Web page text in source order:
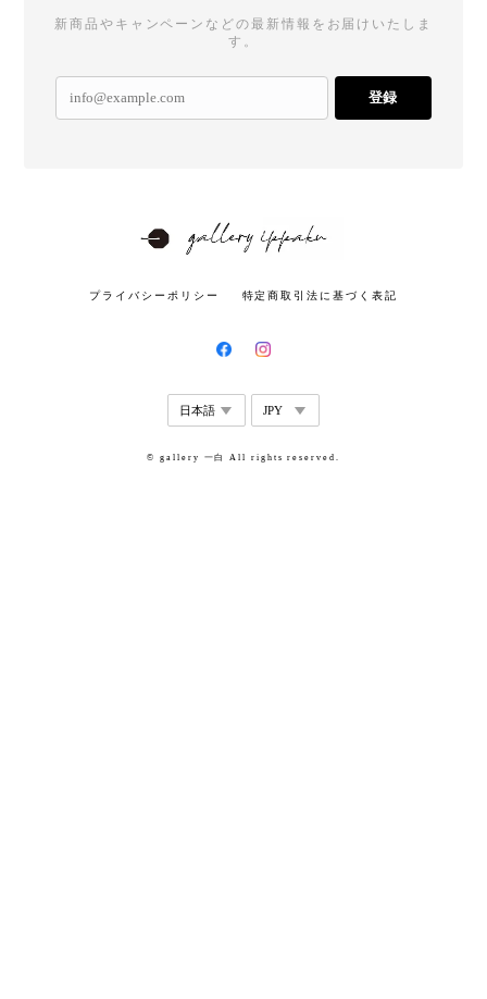
新商品やキャンペーンなどの最新情報をお届けいたしま
す。
登録
プライバシーポリシー 特定商取引法に基づく表記
© gallery 一白 All rights reserved.